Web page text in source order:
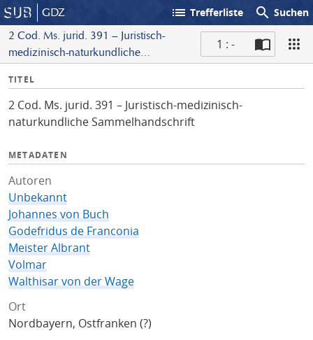
GDZ list Trefferliste search Suchen
2 Cod. Ms. jurid. 391 – Juristisch-
medizinisch-naturkundliche
1 : -
I
f
o
TITEL
2 Cod. Ms. jurid. 391 – Juristisch-medizinisch-
naturkundliche Sammelhandschrift
METADATEN
Autoren
Unbekannt
Johannes von Buch
Godefridus de Franconia
Meister Albrant
Volmar
Walthisar von der Wage
Ort
Nordbayern, Ostfranken (?)